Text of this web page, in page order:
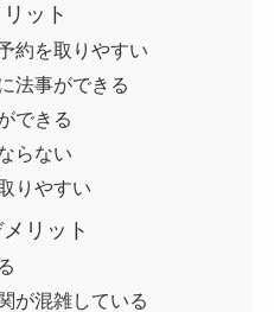
ット
約を取りやすい
法事ができる
できる
らない
りやすい
リット
が混雑している